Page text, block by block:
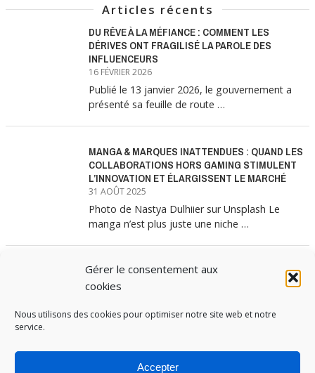
Gérer le consentement aux
cookies
Nous utilisons des cookies pour optimiser notre site web et notre
service.
Accepter
Articles récents
DU RÊVE À LA MÉFIANCE : COMMENT LES
DÉRIVES ONT FRAGILISÉ LA PAROLE DES
INFLUENCEURS
16 FÉVRIER 2026
Publié le 13 janvier 2026, le gouvernement a
présenté sa feuille de route …
MANGA & MARQUES INATTENDUES : QUAND LES
COLLABORATIONS HORS GAMING STIMULENT
L’INNOVATION ET ÉLARGISSENT LE MARCHÉ
31 AOÛT 2025
Photo de Nastya Dulhiier sur Unsplash Le
manga n’est plus juste une niche …
MANGA & MARQUES : ANATOMIE D’UNE
ALLIANCE MARKETING GAGNANTE
Les interminables files d’attente devant les